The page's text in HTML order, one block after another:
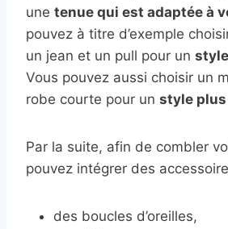
une tenue qui est adaptée à
pouvez à titre d’exemple
un jean et un pull pour un
Vous pouvez aussi choisir un
robe courte pour un style
Par la suite, afin de combler
pouvez intégrer des
des boucles d’oreilles,